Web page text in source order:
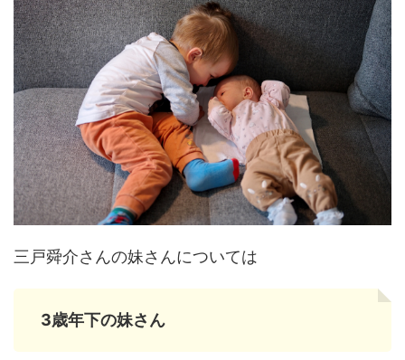
三戸舜介さんの妹さんについては
3歳年下の妹さん